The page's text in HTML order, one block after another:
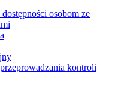
osobom ze
kontroli